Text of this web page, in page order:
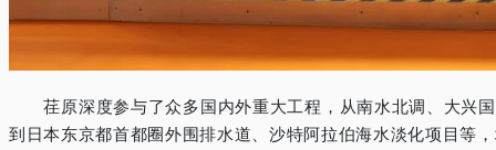
荏原深度参与了众多国内外重大工程，从南水北调、大兴
到日本东京都首都圈外围排水道、沙特阿拉伯海水淡化项目等